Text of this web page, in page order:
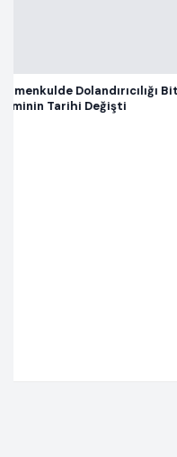
Ödeme